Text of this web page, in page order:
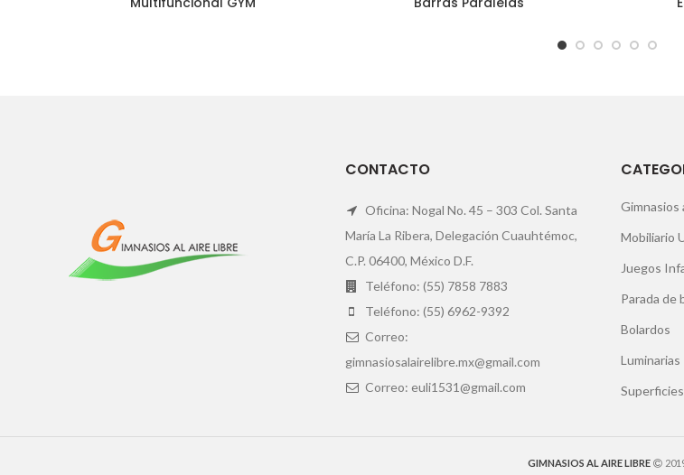
CONTACTO
Oficina: Nogal No. 45 – 303 Col. Santa
María La Ribera, Delegación Cuauhtémoc,
C.P. 06400, México D.F.
Teléfono: (55) 7858 7883
Teléfono: (55) 6962-9392
Correo:
gimnasiosalairelibre.mx@gmail.com
Correo: euli1531@gmail.com
Gimnasios
Mobiliario
Juegos
Parada de
Bolardos
Luminarias
GIMNASIOS AL AIRE LIBRE